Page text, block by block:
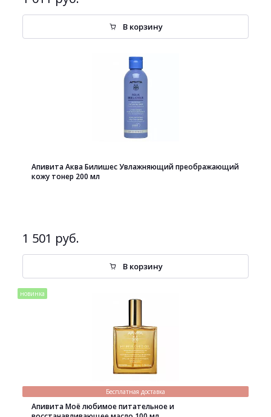
В корзину
Апивита Аква Билишес Увлажняющий преображающий
кожу тонер 200 мл
1 501 руб.
В корзину
новинка
Бесплатная доставка
Апивита Моё любимое питательное и